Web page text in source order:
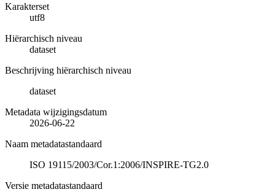
Karakterset
utf8
Hiërarchisch niveau
dataset
Beschrijving hiërarchisch niveau
dataset
Metadata wijzigingsdatum
2026-06-22
Naam metadatastandaard
ISO 19115/2003/Cor.1:2006/INSPIRE-TG2.0
Versie metadatastandaard